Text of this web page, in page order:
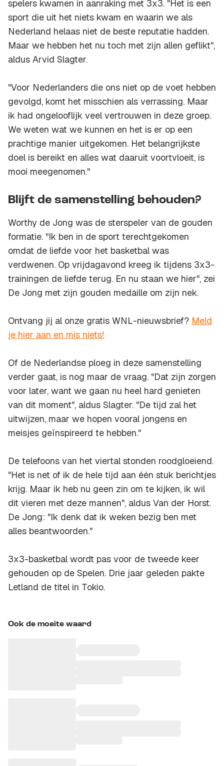
spelers kwamen in aanraking met 3x3. "Het is een
sport die uit het niets kwam en waarin we als
Nederland helaas niet de beste reputatie hadden.
Maar we hebben het nu toch met zijn allen geflikt",
aldus Arvid Slagter.
"Voor Nederlanders die ons niet op de voet hebben
gevolgd, komt het misschien als verrassing. Maar
ik had ongelooflijk veel vertrouwen in deze groep.
We weten wat we kunnen en het is er op een
prachtige manier uitgekomen. Het belangrijkste
doel is bereikt en alles wat daaruit voortvloeit, is
mooi meegenomen."
Blijft de samenstelling behouden?
Worthy de Jong was de sterspeler van de gouden
formatie. "Ik ben in de sport terechtgekomen
omdat de liefde voor het basketbal was
verdwenen. Op vrijdagavond kreeg ik tijdens 3x3-
trainingen de liefde terug. En nu staan we hier", zei
De Jong met zijn gouden medaille om zijn nek.
Ontvang jij al onze gratis WNL-nieuwsbrief? Meld
je hier aan en mis niets!
Of de Nederlandse ploeg in deze samenstelling
verder gaat, is nog maar de vraag. "Dat zijn zorgen
voor later, want we gaan nu heel hard genieten
van dit moment", aldus Slagter. "De tijd zal het
uitwijzen, maar we hopen vooral jongens en
meisjes geïnspireerd te hebben."
De telefoons van het viertal stonden roodgloeiend.
"Het is net of ik de hele tijd aan één stuk berichtjes
krijg. Maar ik heb nu geen zin om te kijken, ik wil
dit vieren met deze mannen", aldus Van der Horst.
De Jong: "Ik denk dat ik weken bezig ben met
alles beantwoorden."
3x3-basketbal wordt pas voor de tweede keer
gehouden op de Spelen. Drie jaar geleden pakte
Letland de titel in Tokio.
Ook de moeite waard